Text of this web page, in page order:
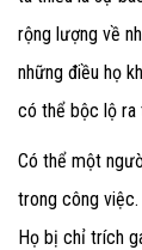
rộng lượng về
những điều họ
có thể bộc lộ ra
Có thể một
trong công
Họ bị chỉ trích